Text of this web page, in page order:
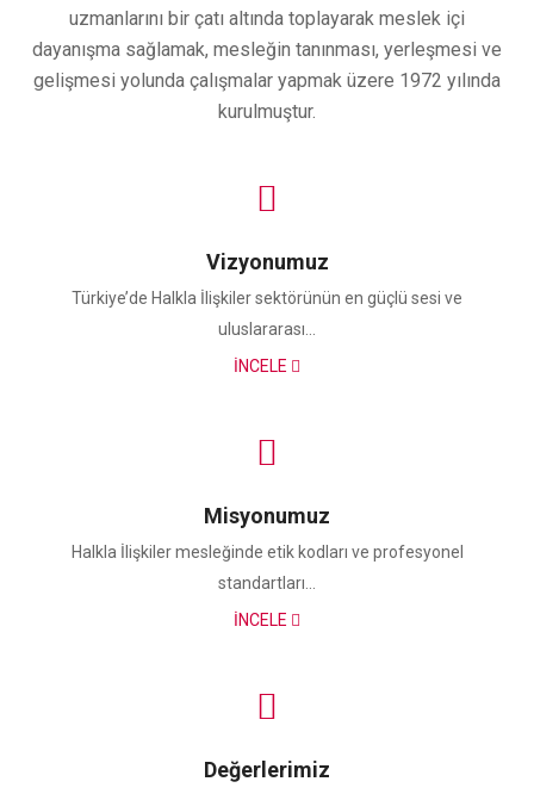
uzmanlarını bir çatı altında toplayarak meslek içi
dayanışma sağlamak, mesleğin tanınması, yerleşmesi ve
gelişmesi yolunda çalışmalar yapmak üzere 1972 yılında
kurulmuştur.
Vizyonumuz
Türkiye’de Halkla İlişkiler sektörünün en güçlü sesi ve
uluslararası...
İNCELE
Misyonumuz
Halkla İlişkiler mesleğinde etik kodları ve profesyonel
standartları...
İNCELE
Değerlerimiz